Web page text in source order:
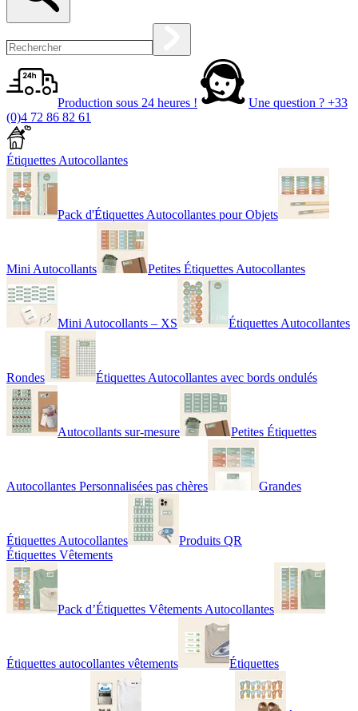
Production sous 24 heures ! Une question ? +33
(0)4 72 86 82 61
Étiquettes Autocollantes
Pack d'Étiquettes Autocollantes pour Objets
Mini Autocollants Petites Étiquettes Autocollantes
Mini Autocollants – XS Étiquettes Autocollantes
Rondes Étiquettes Autocollantes avec bords ondulés
Autocollants sur-mesure Petites Étiquettes
Autocollantes Personnalisées pas chères Grandes
Étiquettes Autocollantes
Produits QR
Étiquettes Vêtements
Pack d’Étiquettes Vêtements Autocollantes
Étiquettes autocollantes vêtements Étiquettes